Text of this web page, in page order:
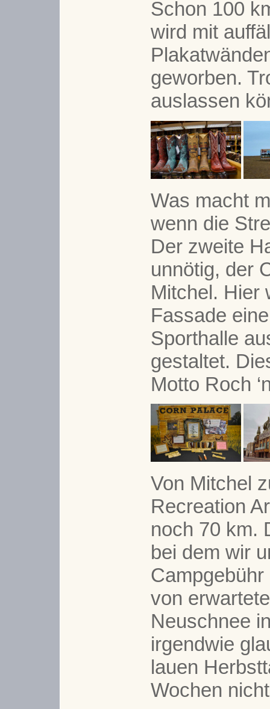
Schon 100
wird mit
geworben.
auslassen
Was macht
wenn die
Der zweite
unnötig, der
Mitchel. Hier
Fassade
Sporthalle
gestaltet.
Motto Roch
Von Mitchel
Recreation
noch 70 km.
bei dem wir
von
Neuschnee
irgendwie
lauen
Wochen